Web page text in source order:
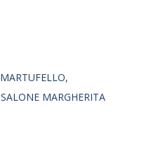
MARTUFELLO
SALONE MARGHERITA